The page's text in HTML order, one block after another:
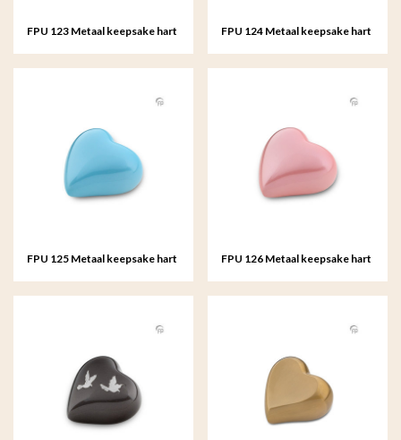
FPU 123 Metaal keepsake hart FPU 124 Metaal keepsake hart
FPU 125 Metaal keepsake hart FPU 126 Metaal keepsake hart